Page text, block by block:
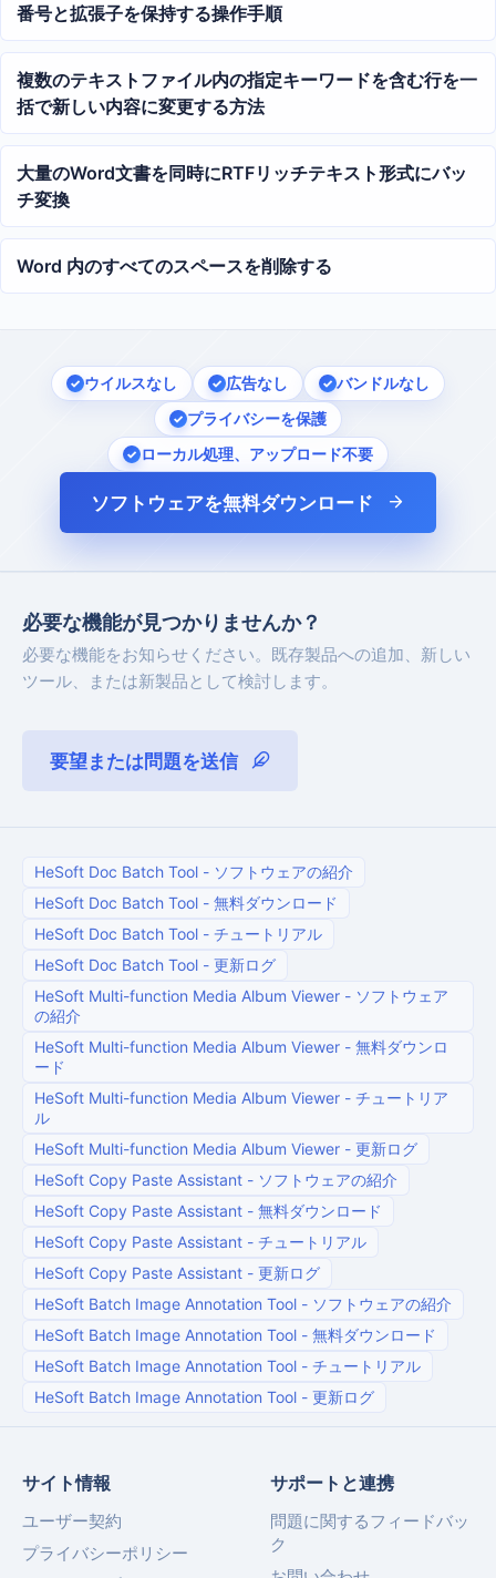
番号と拡張子を保持する操作手順
複数のテキストファイル内の指定キーワードを含む行を一
括で新しい内容に変更する方法
大量のWord文書を同時にRTFリッチテキスト形式にバッ
チ変換
Word 内のすべてのスペースを削除する
ウイルスなし 広告なし
バンドルなし
プライバシーを保護
ローカル処理、アップロード不要
ソフトウェアを無料ダウンロード
必要な機能が見つかりませんか？
必要な機能をお知らせください。既存製品への追加、新しい
ツール、または新製品として検討します。
要望または問題を送信
HeSoft Doc Batch Tool - ソフトウェアの紹介
HeSoft Doc Batch Tool - 無料ダウンロード
HeSoft Doc Batch Tool - チュートリアル
HeSoft Doc Batch Tool - 更新ログ
HeSoft Multi-function Media Album Viewer - ソフトウェア
の紹介
HeSoft Multi-function Media Album Viewer - 無料ダウンロ
ード
HeSoft Multi-function Media Album Viewer - チュートリア
ル
HeSoft Multi-function Media Album Viewer - 更新ログ
HeSoft Copy Paste Assistant - ソフトウェアの紹介
HeSoft Copy Paste Assistant - 無料ダウンロード
HeSoft Copy Paste Assistant - チュートリアル
HeSoft Copy Paste Assistant - 更新ログ
HeSoft Batch Image Annotation Tool - ソフトウェアの紹介
HeSoft Batch Image Annotation Tool - 無料ダウンロード
HeSoft Batch Image Annotation Tool - チュートリアル
HeSoft Batch Image Annotation Tool - 更新ログ
サイト情報
ユーザー契約
プライバシーポリシー
サポートと連携
問題に関するフィードバッ
ク